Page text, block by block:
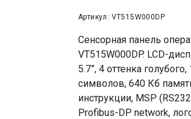
Артикул: VT515W000DP
Сенсорная панель
VT515W000DP. LCD-
5.7”, 4 оттенка
символов, 640 Кб
инструкции, MSP
Profibus-DP network,